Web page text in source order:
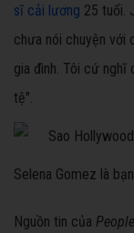
sĩ cải lương 25 tuổi.
chưa nói chuyện với
gia đình. Tôi cứ
tệ".
Selena Gomez là
Nguồn tin của People